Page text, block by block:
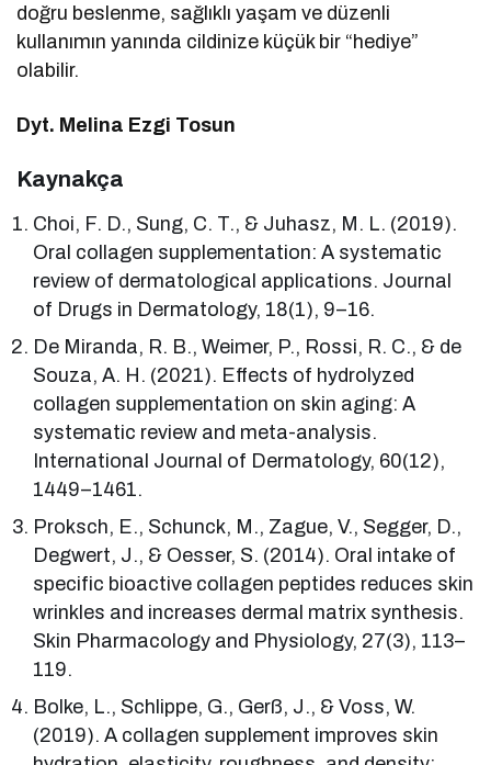
doğru beslenme, sağlıklı yaşam ve düzenli
kullanımın yanında cildinize küçük bir “hediye”
olabilir.
Dyt. Melina Ezgi Tosun
Kaynakça
Choi, F. D., Sung, C. T., & Juhasz, M. L. (2019).
Oral collagen supplementation: A systematic
review of dermatological applications. Journal
of Drugs in Dermatology, 18(1), 9–16.
De Miranda, R. B., Weimer, P., Rossi, R. C., & de
Souza, A. H. (2021). Effects of hydrolyzed
collagen supplementation on skin aging: A
systematic review and meta-analysis.
International Journal of Dermatology, 60(12),
1449–1461.
Proksch, E., Schunck, M., Zague, V., Segger, D.,
Degwert, J., & Oesser, S. (2014). Oral intake of
specific bioactive collagen peptides reduces skin
wrinkles and increases dermal matrix synthesis.
Skin Pharmacology and Physiology, 27(3), 113–
119.
Bolke, L., Schlippe, G., Gerß, J., & Voss, W.
(2019). A collagen supplement improves skin